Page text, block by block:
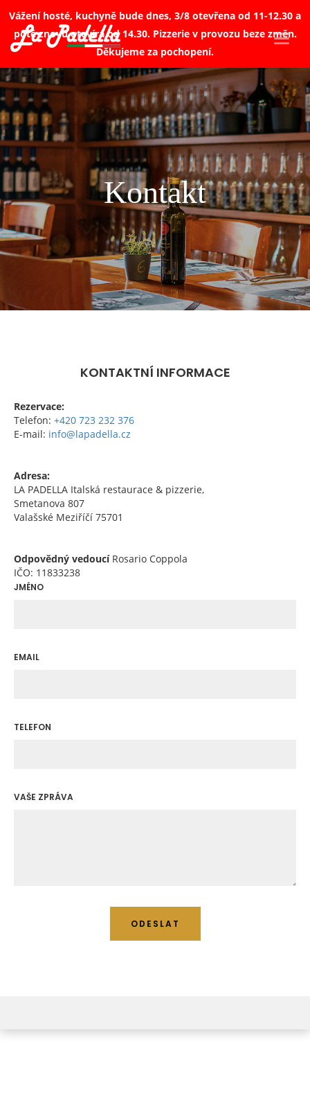
Vážení hosté, kuchyně bude dnes, 3/8 otevřena od 11-12.30 a
poté znovu otevírá od 14.30. Pizzerie v provozu beze změn.
Děkujeme za pochopení.
Kontakt
KONTAKTNÍ INFORMACE
Rezervace:
Telefon: +420 723 232 376
E-mail: info@lapadella.cz
Adresa:
LA PADELLA Italská restaurace & pizzerie,
Smetanova 807
Valašské Meziříčí 75701
Odpovědný vedoucíRosario Coppola
IČO: 11833238
JMÉNO
EMAIL
TELEFON
VAŠE ZPRÁVA
ODESLAT